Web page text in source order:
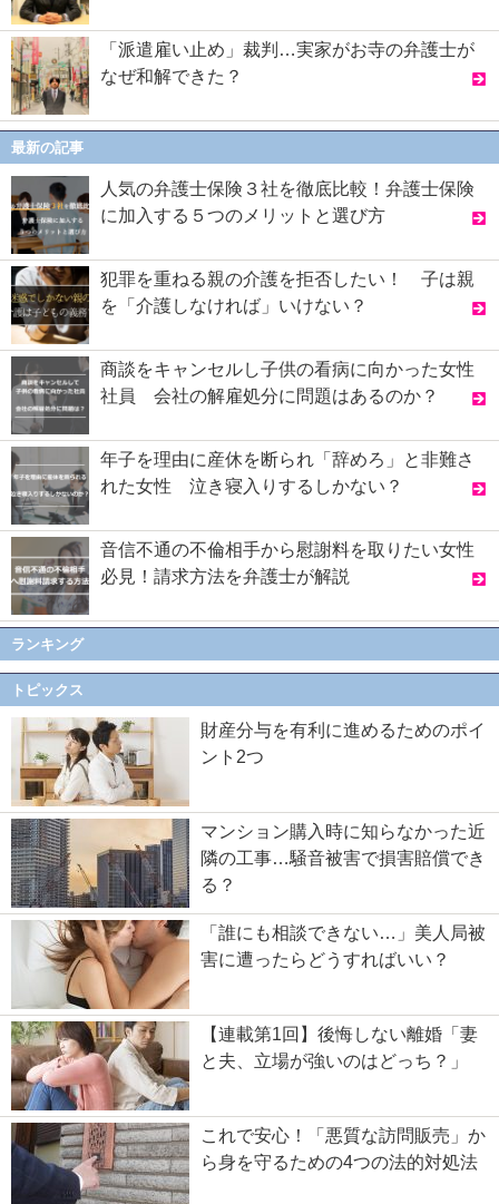
「派遣雇い止め」裁判…実家がお寺の弁護士が
なぜ和解できた？
最新の記事
人気の弁護士保険３社を徹底比較！弁護士保険
に加入する５つのメリットと選び方
犯罪を重ねる親の介護を拒否したい！ 子は親
を「介護しなければ」いけない？
商談をキャンセルし子供の看病に向かった女性
社員 会社の解雇処分に問題はあるのか？
年子を理由に産休を断られ「辞めろ」と非難さ
れた女性 泣き寝入りするしかない？
音信不通の不倫相手から慰謝料を取りたい女性
必見！請求方法を弁護士が解説
ランキング
トピックス
財産分与を有利に進めるためのポイ
ント2つ
マンション購入時に知らなかった近
隣の工事…騒音被害で損害賠償でき
る？
「誰にも相談できない…」美人局被
害に遭ったらどうすればいい？
【連載第1回】後悔しない離婚「妻
と夫、立場が強いのはどっち？」
これで安心！「悪質な訪問販売」か
ら身を守るための4つの法的対処法